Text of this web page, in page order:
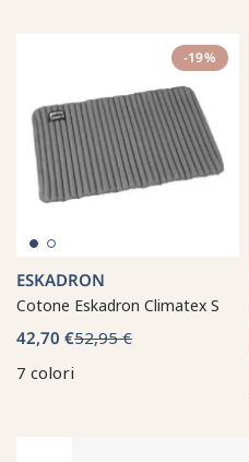
-19%
ESKADRON
Cotone Eskadron Climatex S
42,70 €52,95 €
7 colori